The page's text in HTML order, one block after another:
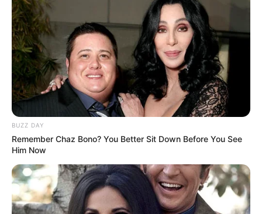
BUZZ DAY
Remember Chaz Bono? You Better Sit Down Before You See
Him Now